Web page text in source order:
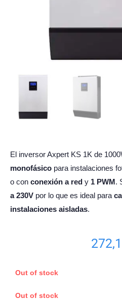
El inversor Axpert KS 1K de
monofásico para instalaciones
o con conexión a red y 1 PWM.
a 230V por lo que es ideal para
instalaciones aisladas.
Out of stock
Out of stock